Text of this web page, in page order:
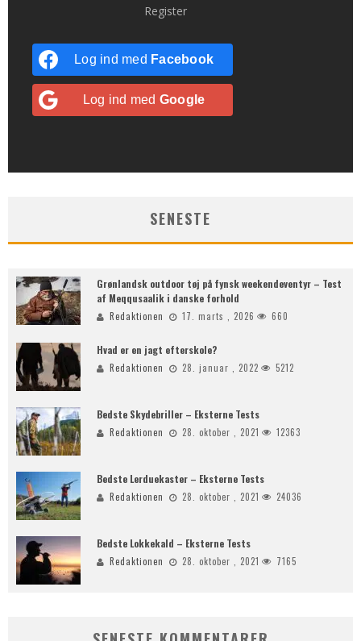
Register
Log ind med Facebook
Log ind med Google
SENESTE
Grønlandsk outdoor tøj på fynsk weekendeventyr – Test
af Meqqusaalik i danske forhold
Redaktionen 17. marts , 2026 660
Hvad er en jagt efterskole?
Redaktionen 28. januar , 2022 5212
Bedste Skydebriller – Eksterne Tests
Redaktionen 28. oktober , 2021 12363
Bedste Lerduekaster – Eksterne Tests
Redaktionen 28. oktober , 2021 24036
Bedste Lokkekald – Eksterne Tests
Redaktionen 28. oktober , 2021 7165